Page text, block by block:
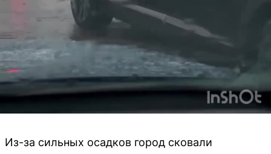
Из-за сильных осадков город сковали